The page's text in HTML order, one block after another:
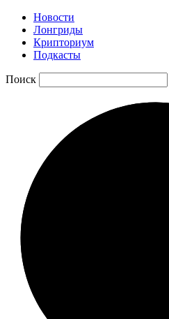
Новости
Лонгриды
Крипториум
Подкасты
Поиск